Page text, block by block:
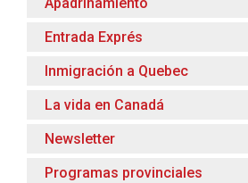
Apadrinamiento
Entrada Exprés
Inmigración a Quebec
La vida en Canadá
Newsletter
Programas provinciales